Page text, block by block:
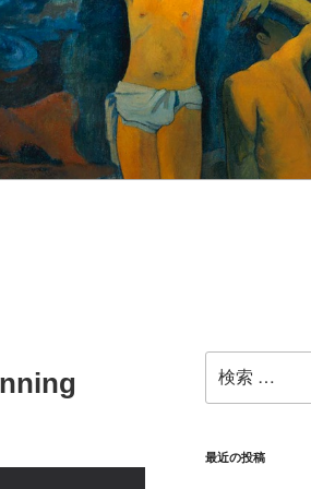
索:
最近の投稿